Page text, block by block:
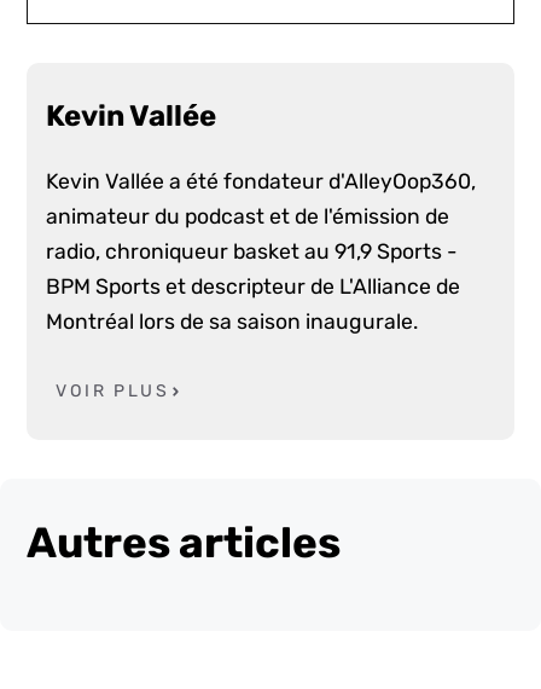
Kevin Vallée
Kevin Vallée a été fondateur d'AlleyOop360,
animateur du podcast et de l'émission de
radio, chroniqueur basket au 91,9 Sports -
BPM Sports et descripteur de L'Alliance de
Montréal lors de sa saison inaugurale.
VOIR PLUS
Autres articles